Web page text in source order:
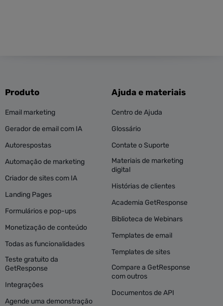
Produto
Email marketing
Gerador de email com IA
Autorespostas
Automação de marketing
Criador de sites com IA
Landing Pages
Formulários e pop-ups
Monetização de conteúdo
Todas as funcionalidades
Teste gratuito da
GetResponse
Integrações
Agende uma demonstração
Ajuda e materiais
Centro de Ajuda
Glossário
Contate o Suporte
Materiais de marketing
digital
Histórias de clientes
Academia GetResponse
Biblioteca de Webinars
Templates de email
Templates de sites
Compare a GetResponse
com outros
Documentos de API